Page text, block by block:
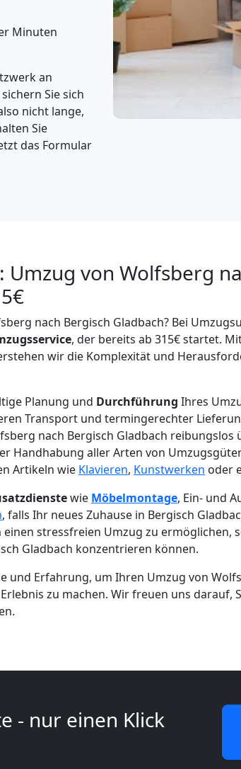
Minuten
an
Sie sich
nicht lange,
Sie
das Formular
Umzug von Wolfsberg
nach Bergisch Gladbach? Bei
, der bereits ab 315€ startet.
wir die Komplexität und
Planung und Durchführung Ihres
Transport und termingerechter
nach Bergisch Gladbach reibungslos
Handhabung aller Arten von
Artikeln wie Klavieren, Kunstwerken oder
wie Möbelmontage, Ein- und
, falls Ihr neues Zuhause in Bergisch
stressfreien Umzug zu ermöglichen,
Gladbach konzentrieren können.
und Erfahrung, um Ihren Umzug von
zu machen. Wir freuen uns darauf,
- nur einen Klick